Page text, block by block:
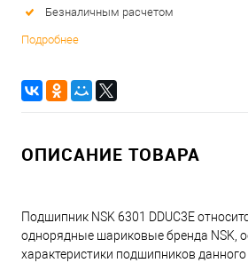
Безналичным расчетом
Подробнее
ОПИСАНИЕ ТОВАРА
Подшипник NSK 6301 DDUC3E
однорядные шариковые бренда NSK,
характеристики подшипников